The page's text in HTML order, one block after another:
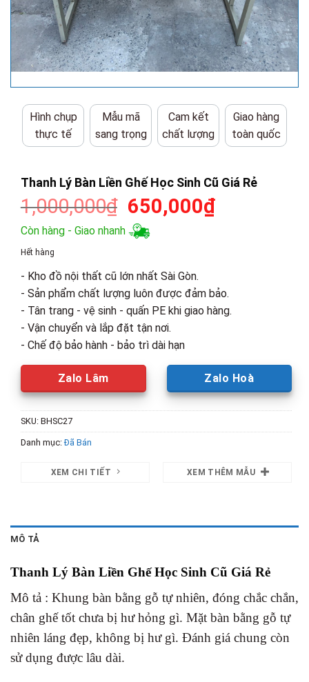
Hình chụp
thực tế
Mẫu mã
sang trọng
Cam kết
chất lượng
Giao hàng
toàn quốc
Thanh Lý Bàn Liền Ghế Học Sinh Cũ Giá Rẻ
1,000,000₫ Giá
gốc
là:
650,000₫Giá
650,000₫.
Còn hàng - Giao nhanh
Hết hàng
- Kho đồ nội thất cũ lớn nhất Sài Gòn.
- Sản phẩm chất lượng luôn được đảm bảo.
- Tân trang - vệ sinh - quấn PE khi giao hàng.
- Vận chuyển và lắp đặt tận nơi.
- Chế độ bảo hành - bảo trì dài hạn
Zalo Lâm Zalo Hoà
SKU: BHSC27
Danh mục:Đã Bán
XEM CHI TIẾT XEM THÊM MẪU
MÔ TẢ
Thanh Lý Bàn Liền Ghế Học Sinh Cũ Giá Rẻ
Mô tả : Khung bàn bằng gỗ tự nhiên, đóng chắc chắn,
chân ghế tốt chưa bị hư hỏng gì. Mặt bàn bằng gỗ tự
nhiên láng đẹp, không bị hư gì. Đánh giá chung còn
sử dụng được lâu dài.